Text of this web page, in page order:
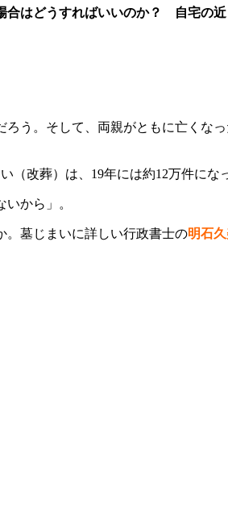
合はどうすればいいのか？ 自宅
う。そして、両親がともに亡くな
改葬）は、19年には約12万件にな
から」。
。墓じまいに詳しい行政書士の明石